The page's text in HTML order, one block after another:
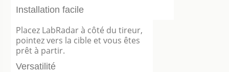
Installation facile
Placez LabRadar à côté du tireur,
pointez vers la cible et vous êtes
prêt à partir.
Versatilité